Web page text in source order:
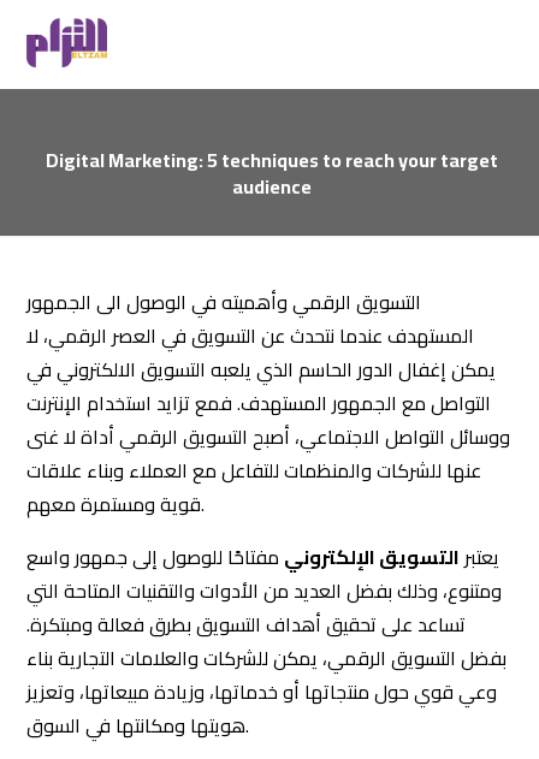
Digital Marketing: 5 techniques to reach your target
audience
التسويق الرقمي وأهميته في الوصول الى الجمهور
المستهدف عندما نتحدث عن التسويق في العصر الرقمي، لا
يمكن إغفال الدور الحاسم الذي يلعبه التسويق الالكتروني في
التواصل مع الجمهور المستهدف. فمع تزايد استخدام الإنترنت
ووسائل التواصل الاجتماعي، أصبح التسويق الرقمي أداة لا غنى
عنها للشركات والمنظمات للتفاعل مع العملاء وبناء علاقات
قوية ومستمرة معهم.
يعتبرالتسويق الإلكتروني مفتاحًا للوصول إلى جمهور واسع
ومتنوع، وذلك بفضل العديد من الأدوات والتقنيات المتاحة التي
تساعد على تحقيق أهداف التسويق بطرق فعالة ومبتكرة.
بفضل التسويق الرقمي، يمكن للشركات والعلامات التجارية بناء
وعي قوي حول منتجاتها أو خدماتها، وزيادة مبيعاتها، وتعزيز
هويتها ومكانتها في السوق.